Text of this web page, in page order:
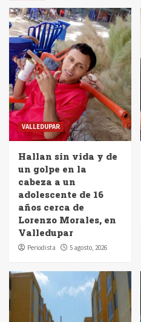
VALLEDUPAR
Hallan sin vida y de
un golpe en la
cabeza a un
adolescente de 16
años cerca de
Lorenzo Morales, en
Valledupar
Periodista 5 agosto, 2026